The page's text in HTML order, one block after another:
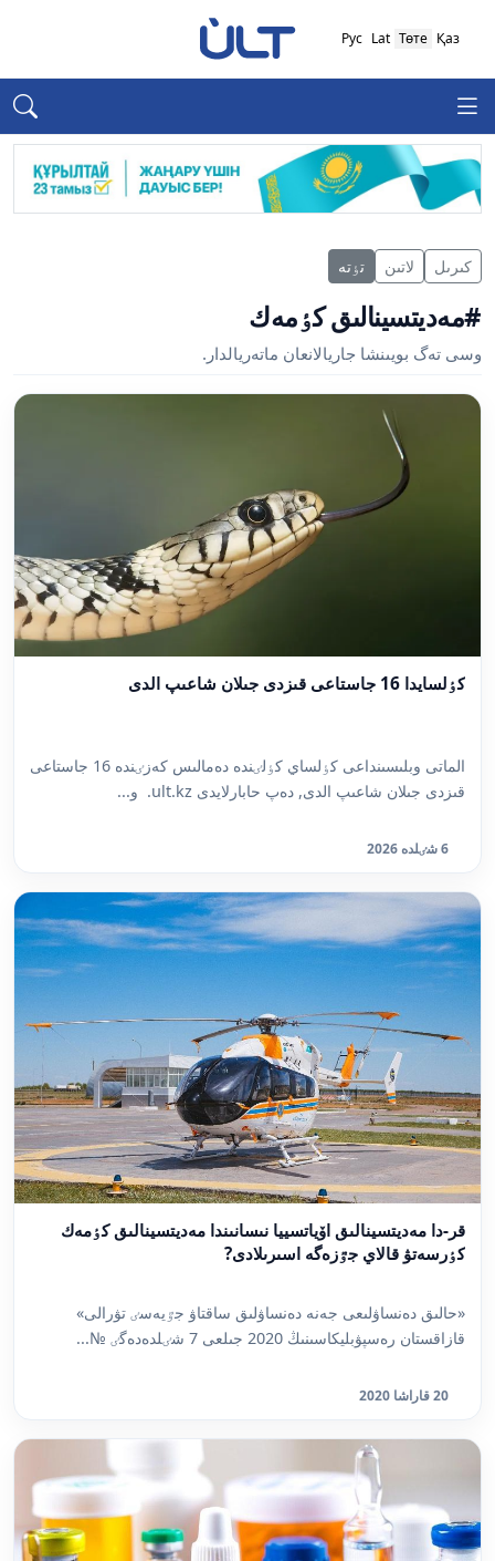
Қаз
Төте
Lat
Рус
كىرىل لاتىن تٶتە
#مەديتسينالىق كٶمەك
وسى تەگ بويىنشا جاريالانعان ماتەريالدار.
كٶلسايدا 16 جاستاعى قىزدى جىلان شاعىپ الدى
الماتى وبلىسىنداعى كٶلساي كٶلٸندە دەمالىس كەزٸندە 16 جاستاعى
قىزدى جىلان شاعىپ الدى, دەپ حابارلايدى ult.kz. و...
6 شٸلدە 2026
قر-دا مەديتسينالىق اۆياتسييا نىسانىندا مەديتسينالىق كٶمەك
كٶرسەتۋ قالاي جٷزەگە اسىرىلادى?
«حالىق دەنساۋلىعى جەنە دەنساۋلىق ساقتاۋ جٷيەسٸ تۋرالى»
قازاقستان رەسپۋبليكاسىنىڭ 2020 جىلعى 7 شٸلدەدەگٸ №...
20 قاراشا 2020